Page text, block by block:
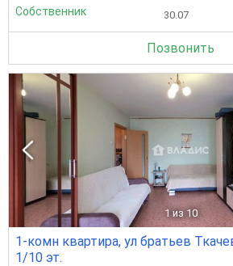
Собственник 30.07
Позвонить
1 из 10
1-комн квартира, ул братьев
1/10 эт.